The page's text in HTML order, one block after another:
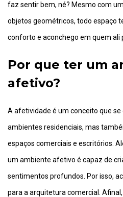
faz sentir bem, né? Mesmo com
objetos geométricos, todo espaço
conforto e aconchego em quem ali
Por que ter um
afetivo?
A afetividade é um conceito que
ambientes residenciais, mas
espaços comerciais e escritórios.
um ambiente afetivo é capaz de
sentimentos profundos. Por isso,
para a arquitetura comercial.